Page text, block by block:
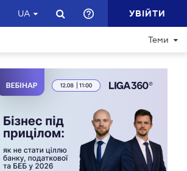
UA УВІЙТИ
Теми